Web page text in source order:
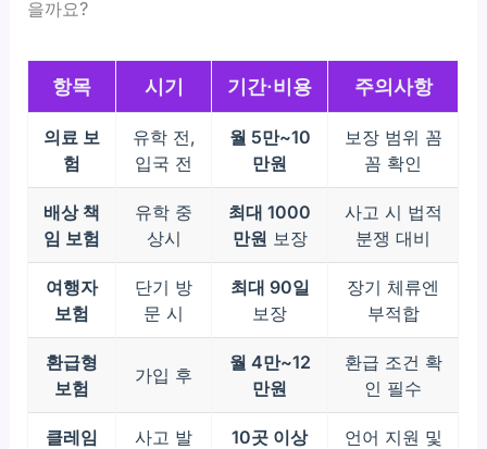
을까요?
항목 시기 기간·비용 주의사항
의료 보
험
유학 전,
입국 전
월 5만~10
만원
보장 범위 꼼
꼼 확인
배상 책
임 보험
유학 중
상시
최대 1000
만원 보장
사고 시 법적
분쟁 대비
여행자
보험
단기 방
문 시
최대 90일
보장
장기 체류엔
부적합
환급형
보험
가입 후
월 4만~12
만원
환급 조건 확
인 필수
클레임
사고 발
10곳 이상
언어 지원 및